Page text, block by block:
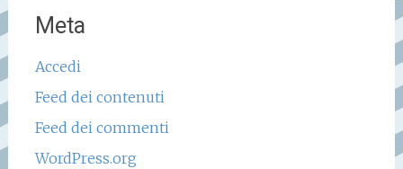
Meta
Accedi
Feed dei contenuti
Feed dei commenti
WordPress.org